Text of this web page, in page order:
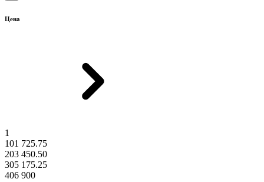
Цена
1
101 725.75
203 450.50
305 175.25
406 900